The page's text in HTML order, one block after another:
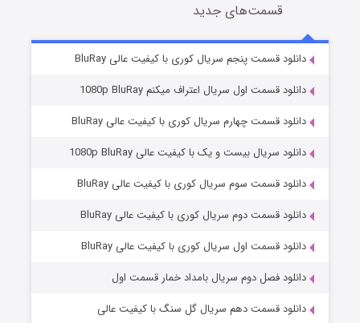
قسمت8 (زیرنویس) منتشر شد
عملیات آپارتمان
قسمت2 (زیرنویس) منتشر شد
قسمت‌های جدید
دانلود قسمت پنجم سریال کوری با کیفیت عالی BluRay
دانلود قسمت اول سریال اعتراف میکنم 1080p BluRay
دانلود قسمت چهارم سریال کوری با کیفیت عالی BluRay
دانلود سریال بیست و یک با کیفیت عالی 1080p BluRay
دانلود قسمت سوم سریال کوری با کیفیت عالی BluRay
دانلود قسمت دوم سریال کوری با کیفیت عالی BluRay
دانلود قسمت اول سریال کوری با کیفیت عالی BluRay
دانلود فصل دوم سریال بامداد خمار قسمت اول
دانلود قسمت دهم سریال گل سنگ با کیفیت عالی